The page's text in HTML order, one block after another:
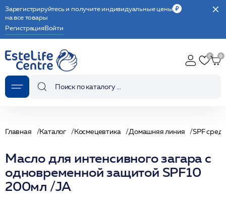
Зарегистрируйтесь и получите индивидуальные цены
на все товары
РегистрацияВойти
Главная Каталог Космецевтика Домашняя линия SPF
Масло для интенсивного загара с
одновременной защитой SPF10
200мл /JA